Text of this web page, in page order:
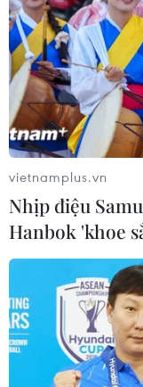
vietnamplus.vn
Nhịp điệu
Hanbok 'khoe